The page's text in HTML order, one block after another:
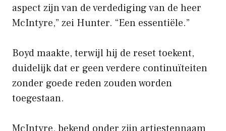
aspect zijn van de verdediging van de heer
McIntyre,” zei Hunter. “Een essentiële.”
Boyd maakte, terwijl hij de reset toekent,
duidelijk dat er geen verdere continuïteiten
zonder goede reden zouden worden
toegestaan.